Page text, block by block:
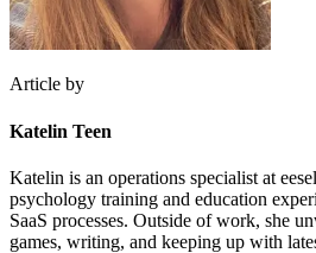
Article by
Katelin Teen
Katelin is an operations specialist at
psychology training and education
SaaS processes. Outside of work, she
games, writing, and keeping up with